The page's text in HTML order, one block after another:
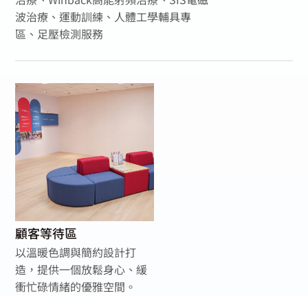
波治療、運動訓練、人體工學輔具專
區、足壓檢測服務
顧客等待區
以溫暖色調與簡約設計打
造，提供一個放鬆身心、緩
衝忙碌情緒的優雅空間。